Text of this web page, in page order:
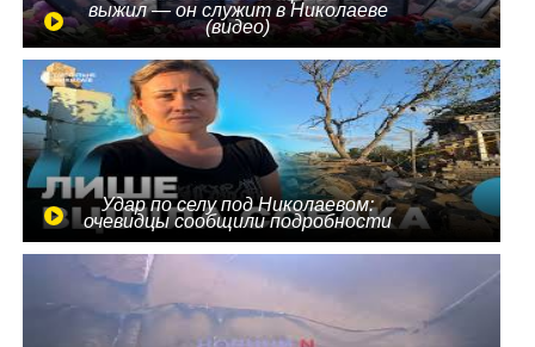
выжил — он служит в Николаеве
(видео)
Удар по селу под Николаевом:
очевидцы сообщили подробности